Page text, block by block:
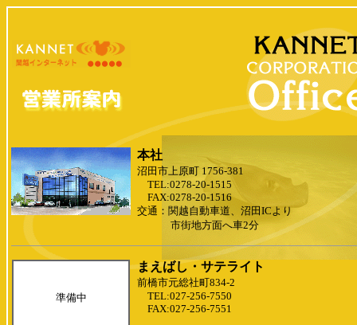
本社
沼田市上原町 1756-381
TEL:0278-20-1515
FAX:0278-20-1516
交通：関越自動車道、沼田ICより
市街地方面へ車2分
準備中
まえばし・サテライト
前橋市元総社町834-2
TEL:027-256-7550
FAX:027-256-7551